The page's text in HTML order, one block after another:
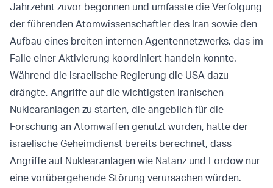
Jahrzehnt zuvor begonnen und umfasste die Verfolgung
der führenden Atomwissenschaftler des Iran sowie den
Aufbau eines breiten internen Agentennetzwerks, das im
Falle einer Aktivierung koordiniert handeln konnte.
Während die israelische Regierung die USA dazu
drängte, Angriffe auf die wichtigsten iranischen
Nuklearanlagen zu starten, die angeblich für die
Forschung an Atomwaffen genutzt wurden, hatte der
israelische Geheimdienst bereits berechnet, dass
Angriffe auf Nuklearanlagen wie Natanz und Fordow nur
eine vorübergehende Störung verursachen würden.